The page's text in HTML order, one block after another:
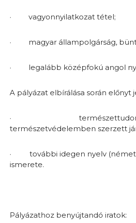
· vagyonnyilatkozat tétel;
· magyar állampolgárság,
· legalább középfokú angol
A pályázat elbírálása során előnyt
·
természetvédelemben szerzett
·
további idegen nyelv
ismerete.
Pályázathoz benyújtandó iratok: